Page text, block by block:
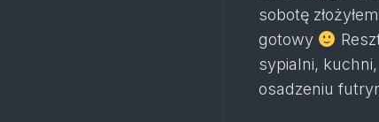
sobotę
gotowy
sypialni,
osadzeniu